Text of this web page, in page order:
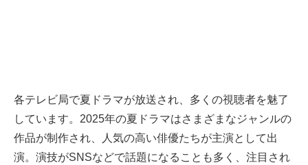
各テレビ局で夏ドラマが放送され、多くの視聴者を魅了
しています。2025年の夏ドラマはさまざまなジャンルの
作品が制作され、人気の高い俳優たちが主演として出
演。演技がSNSなどで話題になることも多く、注目され